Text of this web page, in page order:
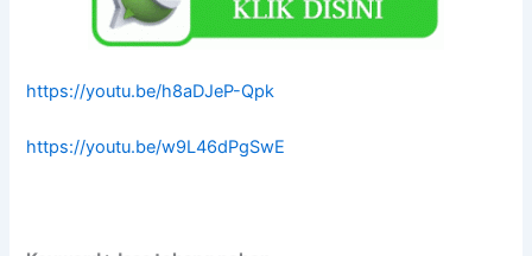
https://youtu.be/h8aDJeP-Qpk
https://youtu.be/w9L46dPgSwE